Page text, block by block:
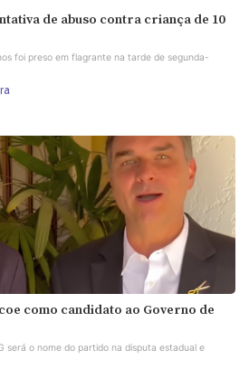
de abuso contra criança de 10
foi preso em flagrante na tarde de segunda-
como candidato ao Governo de
será o nome do partido na disputa estadual e